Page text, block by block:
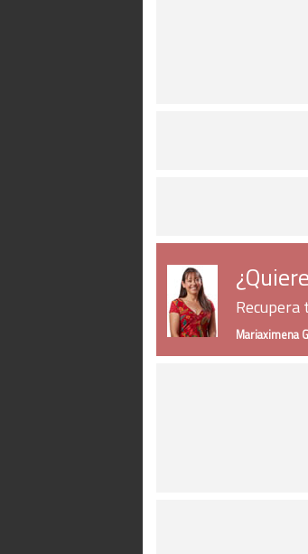
Recupera
Mariaximena